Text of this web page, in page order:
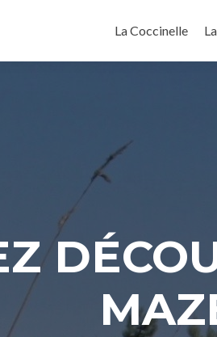
La Coccinelle